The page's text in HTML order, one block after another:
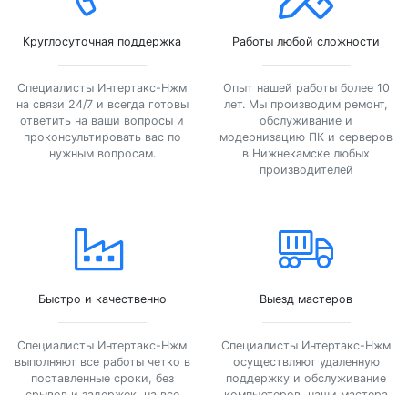
Круглосуточная поддержка
Специалисты Интертакс-Нжм
на связи 24/7 и всегда готовы
ответить на ваши вопросы и
проконсультировать вас по
нужным вопросам.
Работы любой сложности
Опыт нашей работы более 10
лет. Мы производим ремонт,
обслуживание и
модернизацию ПК и серверов
в Нижнекамске любых
производителей
Быстро и качественно
Специалисты Интертакс-Нжм
выполняют все работы четко в
поставленные сроки, без
Выезд мастеров
Специалисты Интертакс-Нжм
осуществляют удаленную
поддержку и обслуживание